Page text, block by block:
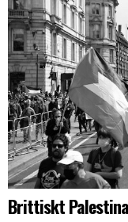
Brittiskt